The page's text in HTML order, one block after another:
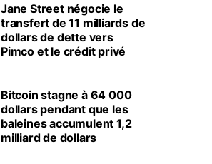
Jane Street négocie le
transfert de 11 milliards de
dollars de dette vers
Pimco et le crédit privé
Bitcoin stagne à 64 000
dollars pendant que les
baleines accumulent 1,2
milliard de dollars